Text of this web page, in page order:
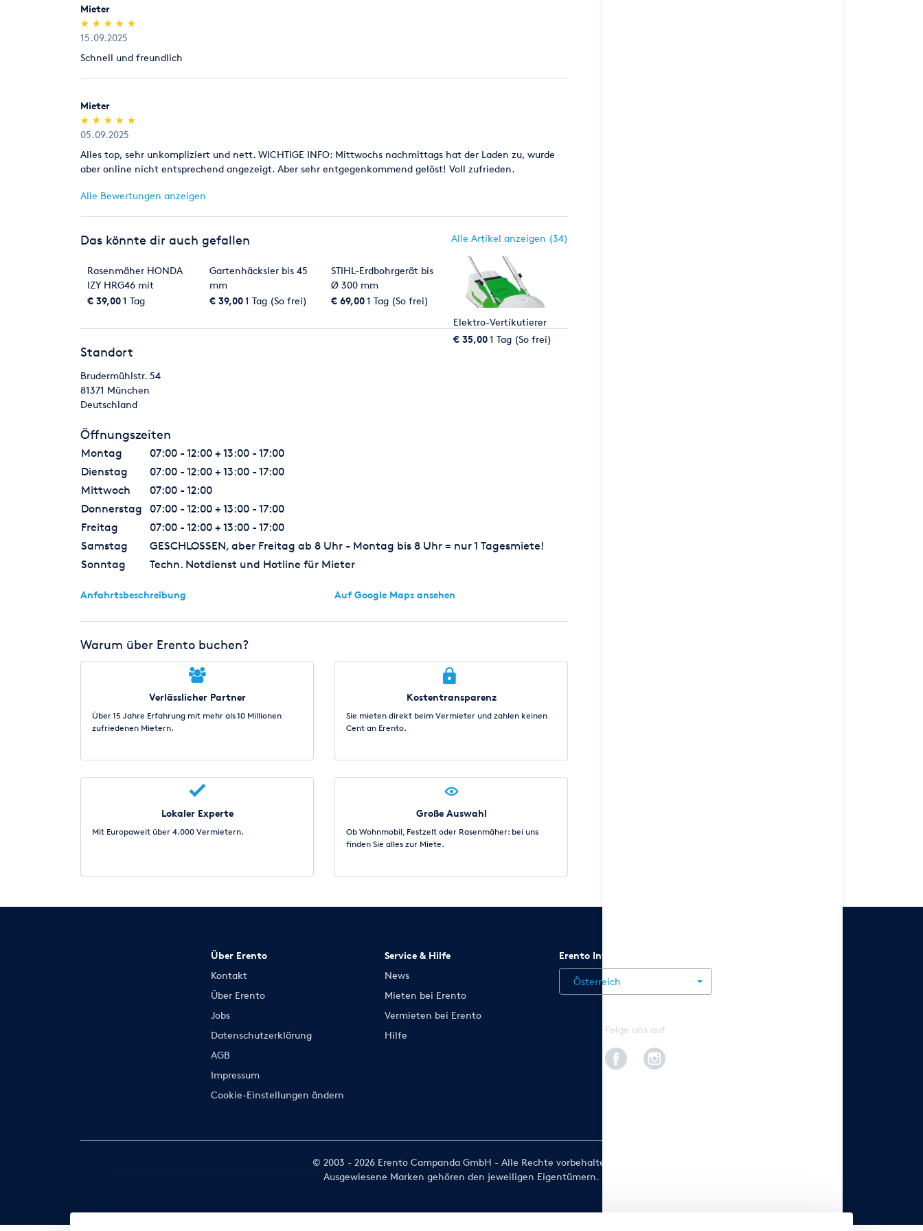
Mieter
(*)
★
★
(*) ★
★
(*) ★
★
(*) ★
★
(*) ★
★
15.09.2025
Schnell und freundlich
Mieter
(*)
★
★
(*) ★
★
(*) ★
★
(*) ★
★
(*) ★
★
05.09.2025
Alles top, sehr unkompliziert und nett. WICHTIGE INFO: Mittwochs nachmittags hat der Laden zu, wurde
aber online nicht entsprechend angezeigt. Aber sehr entgegenkommend gelöst! Voll zufrieden.
Alle Bewertungen anzeigen
Das könnte dir auch gefallen Alle Artikel anzeigen (34)
Rasenmäher HONDA
IZY HRG46 mit
Eigenantrieb
€ 39,001 Tag
Gartenhäcksler bis 45
mm
€ 39,001 Tag (So frei)
STIHL-Erdbohrgerät bis
Ø 300 mm
€ 69,001 Tag (So frei)
Elektro-Vertikutierer
€ 35,001 Tag (So frei)
Standort
Brudermühlstr. 54
81371 München
Deutschland
Öffnungszeiten
Montag
07:00 - 12:00 + 13:00 - 17:00
Dienstag
07:00 - 12:00 + 13:00 - 17:00
Mittwoch
07:00 - 12:00
Donnerstag
07:00 - 12:00 + 13:00 - 17:00
Freitag
07:00 - 12:00 + 13:00 - 17:00
Samstag
GESCHLOSSEN, aber Freitag ab 8 Uhr - Montag bis 8 Uhr = nur 1 Tagesmiete!
Sonntag
Techn. Notdienst und Hotline für Mieter
Anfahrtsbeschreibung Auf Google Maps ansehen
Warum über Erento buchen?
Verlässlicher Partner
Über 15 Jahre Erfahrung mit mehr als 10 Millionen
zufriedenen Mietern.
Lokaler Experte
Mit Europaweit über 4.000 Vermietern.
Kostentransparenz
Sie mieten direkt beim Vermieter und zahlen keinen
Cent an Erento.
Große Auswahl
Ob Wohnmobil, Festzelt oder Rasenmäher: bei uns
finden Sie alles zur Miete.
Über Erento
Kontakt
Über Erento
Jobs
Datenschutzerklärung
AGB
Impressum
Cookie-Einstellungen ändern
Service & Hilfe
News
Mieten bei Erento
Vermieten bei Erento
Hilfe
Erento International
Österreich
Folge uns auf
© 2003 - 2026 Erento Campanda GmbH - Alle Rechte vorbehalten
Ausgewiesene Marken gehören den jeweiligen Eigentümern.